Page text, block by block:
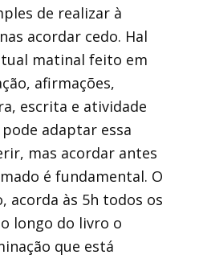
de realizar à
acordar cedo. Hal
matinal feito em
afirmações,
escrita e atividade
adaptar essa
mas acordar antes
é fundamental. O
acorda às 5h todos os
longo do livro o
que está